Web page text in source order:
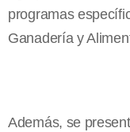
programas
Ganadería y
Además, se